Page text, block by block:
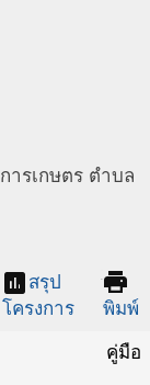
ารเกษตร ตำบล
assessment สรุป
โครงการ
print
พิมพ์
คู่มือ